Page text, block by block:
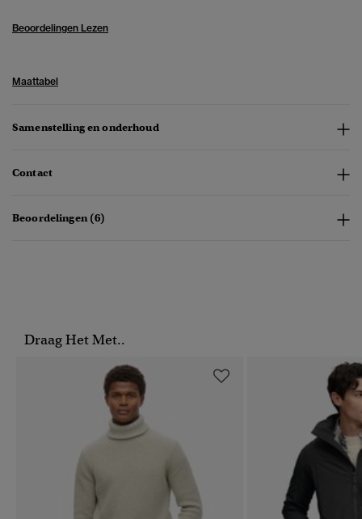
Beoordelingen Lezen
Maattabel
Samenstelling en onderhoud
Contact
Beoordelingen (6)
Draag Het Met..